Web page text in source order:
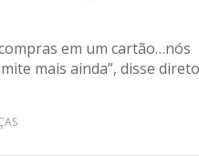
em um cartão…nós
mais ainda”, disse